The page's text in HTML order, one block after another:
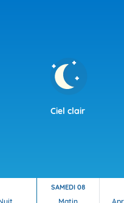
Ciel clair
SAMEDI 08